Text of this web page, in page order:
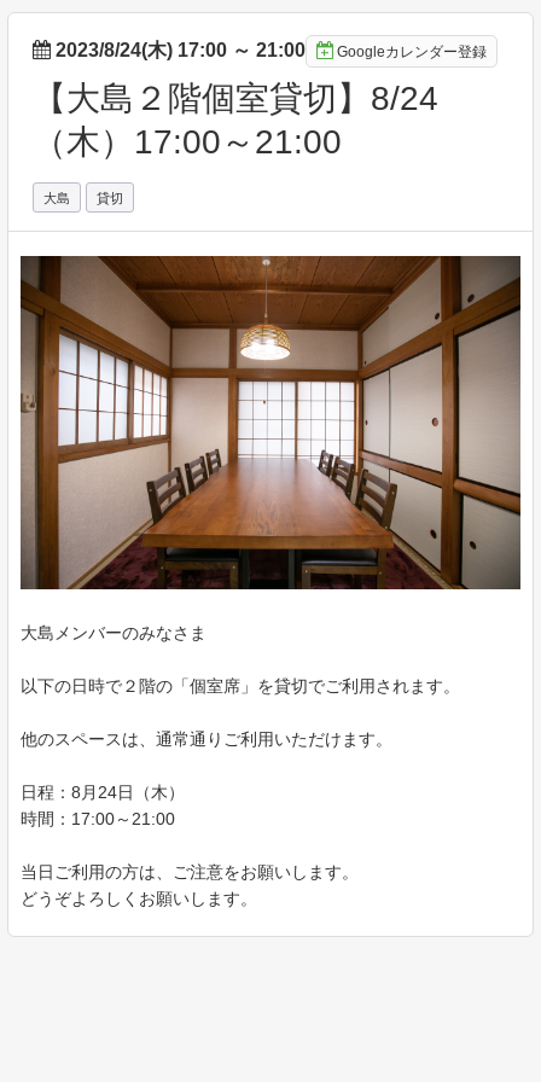
2023/8/24(木) 17:00 ～ 21:00 Googleカレンダー登録
【大島２階個室貸切】8/24
（木）17:00～21:00
大島 貸切
大島メンバーのみなさま
以下の日時で２階の「個室席」を貸切でご利用されます。
他のスペースは、通常通りご利用いただけます。
日程：8月24日（木）
時間：17:00～21:00
当日ご利用の方は、ご注意をお願いします。
どうぞよろしくお願いします。